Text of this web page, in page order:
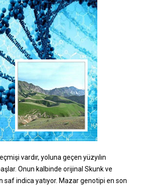
vardır, yoluna geçen yüzyılın
Onun kalbinde orijinal Skunk ve
saf indica yatıyor. Mazar genotipi en son